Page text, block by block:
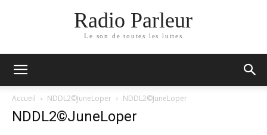
Radio Parleur
Le son de toutes les luttes
Accueil NDDL2©JuneLoper NDDL2©JuneLoper
NDDL2©JuneLoper